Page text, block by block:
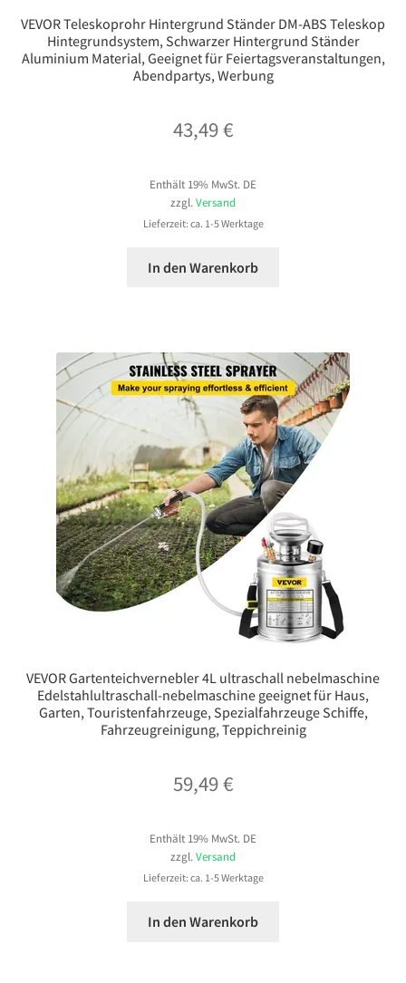
VEVOR Teleskoprohr Hintergrund Ständer DM-ABS Teleskop
Hintegrundsystem, Schwarzer Hintergrund Ständer
Aluminium Material, Geeignet für Feiertagsveranstaltungen,
Abendpartys, Werbung
43,49€
Enthält 19% MwSt. DE
zzgl. Versand
Lieferzeit: ca. 1-5 Werktage
In den Warenkorb
VEVOR Gartenteichvernebler 4L ultraschall nebelmaschine
Edelstahlultraschall-nebelmaschine geeignet für Haus,
Garten, Touristenfahrzeuge, Spezialfahrzeuge Schiffe,
Fahrzeugreinigung, Teppichreinig
59,49€
Enthält 19% MwSt. DE
zzgl. Versand
Lieferzeit: ca. 1-5 Werktage
In den Warenkorb